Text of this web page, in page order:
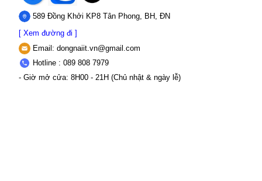
589 Đồng Khởi KP8 Tân Phong, BH, ĐN
[ Xem đường đi ]
Email: dongnaiit.vn@gmail.com
Hotline : 089 808 7979
- Giờ mở cửa: 8H00 - 21H (Chủ nhật & ngày lễ)